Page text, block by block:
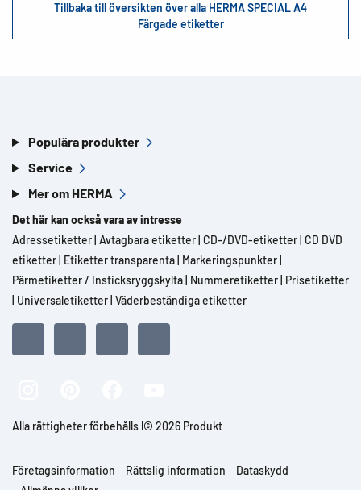
Tillbaka till översikten över alla HERMA SPECIAL A4
Färgade etiketter
Populära produkter
Service
Mer om HERMA
Det här kan också vara av intresse
Adressetiketter Avtagbara etiketter CD-/DVD-etiketter CD DVD
etiketter Etiketter transparenta Markeringspunkter
Pärmetiketter / Insticksryggskylta Nummeretiketter Prisetiketter
Universaletiketter Väderbeständiga etiketter
Alla rättigheter förbehålls l© 2026 Produkt
Företagsinformation Rättslig information
Dataskydd